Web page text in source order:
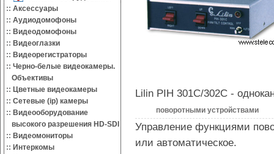
:: Аксессуары
:: Аудиодомофоны
:: Видеодомофоны
:: Видеоглазки
:: Видеорегистраторы
:: Черно-белые видеокамеры.
Объективы
:: Цветные видеокамеры
:: Сетевые (ip) камеры
:: Видеооборудование
высокого разрешения HD-SDI
:: Видеомониторы
:: Интеркомы
Lilin PIH 301C/302C -
поворотными устройствами
Управление функциями
или автоматическое.